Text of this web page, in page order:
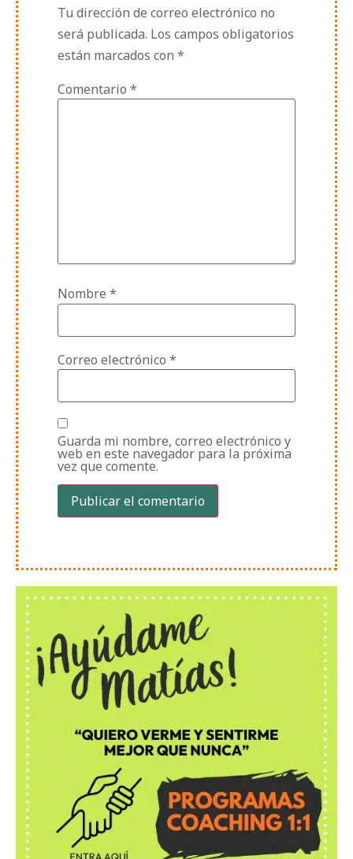
Tu dirección de correo electrónico no
será publicada. Los campos obligatorios
están marcados con *
Comentario *
Nombre *
Correo electrónico *
Guarda mi nombre, correo electrónico y
web en este navegador para la próxima
vez que comente.